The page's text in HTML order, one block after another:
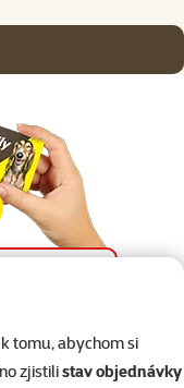
tomu, abychom si
zjistilistav objednávky